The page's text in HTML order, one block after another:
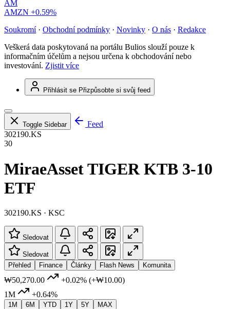
AM
AMZN +0.59%
Soukromí · Obchodní podmínky · Novinky · O nás · Redakce
Veškerá data poskytovaná na portálu Bulios slouží pouze k
informačním účelům a nejsou určena k obchodování nebo
investování. Zjistit více
Přihlásit se Přizpůsobte si svůj feed
Toggle Sidebar
Feed
302190.KS
30
MiraeAsset TIGER KTB 3-10
ETF
302190.KS · KSC
Sledovat
Sledovat
Přehled
Finance Články Flash News Komunita
₩50,270.00 +0.02% (+₩10.00)
1M
+0.64%
1M 6M YTD 1Y 5Y MAX